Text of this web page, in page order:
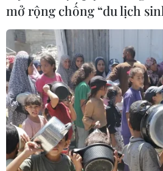
Uy tín Thủ tướng Đức
mạnh sau 16 năm cầm
05/08/2021 23:42
Một cuộc khảo sát cho thấy
mở rộng chống “du lịch